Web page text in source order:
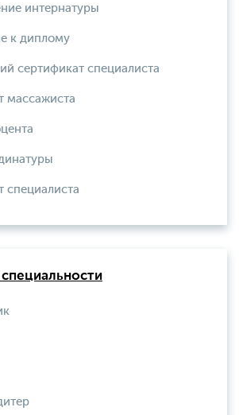
интернатуры
к диплому
сертификат специалиста
массажиста
специалиста